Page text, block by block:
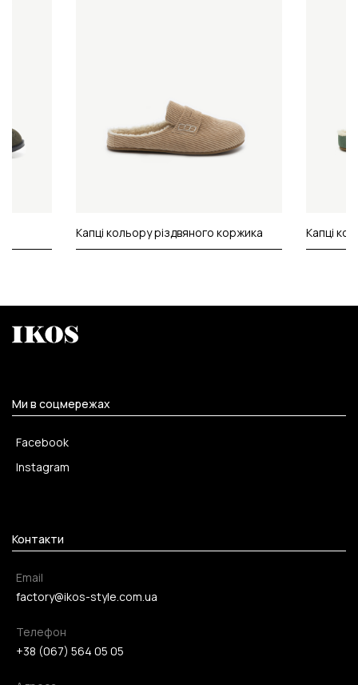
Капці кольору різдвяного коржика Капці
Ми в соцмережах
Facebook
Instagram
Контакти
Email
factory@ikos-style.com.ua
Телефон
+38 (067) 564 05 05